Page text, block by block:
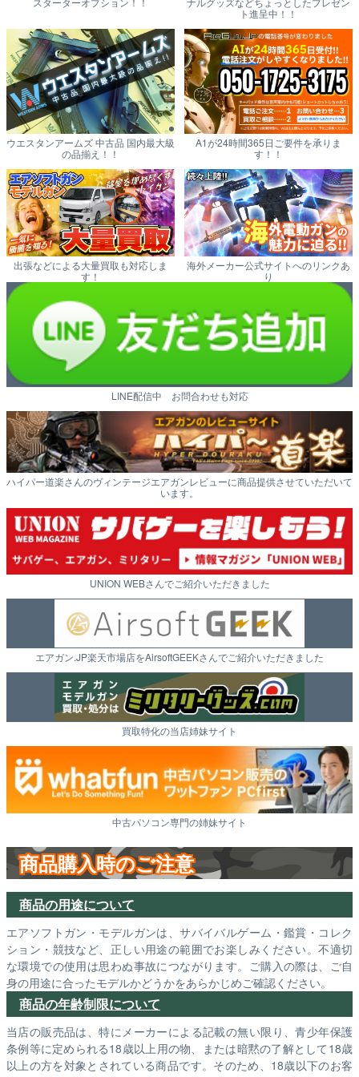
ト進呈中！！
ウエスタンアームズ 中古品 国内最大級
の品揃え！！
A1が24時間365日ご要件を承りま
す！！
出張などによる大量買取も対応しま
す！
海外メーカー公式サイトへのリンクあ
り
LINE配信中 お問合わせも対応
ハイパー道楽さんのヴィンテージエアガンレビューに商品提供させていただいて
います。
UNION WEBさんでご紹介いただきました
エアガン.JP楽天市場店をAirsoftGEEKさんでご紹介いただきました
買取特化の当店姉妹サイト
中古パソコン専門の姉妹サイト
商品購入時のご注意
商品の用途について
エアソフトガン・モデルガンは、サバイバルゲーム・鑑賞・コレク
ション・競技など、正しい用途の範囲でお楽しみください。不適切
な環境での使用は思わぬ事故につながります。ご購入の際は、ご自
身の用途に合ったモデルかどうかをあらかじめご確認ください。
商品の年齢制限について
当店の販売品は、特にメーカーによる記載の無い限り、青少年保護
条例等に定められる18歳以上用の物、または暗黙の了解として18歳
以上の方を対象とされている商品です。そのため、18歳以下のお客